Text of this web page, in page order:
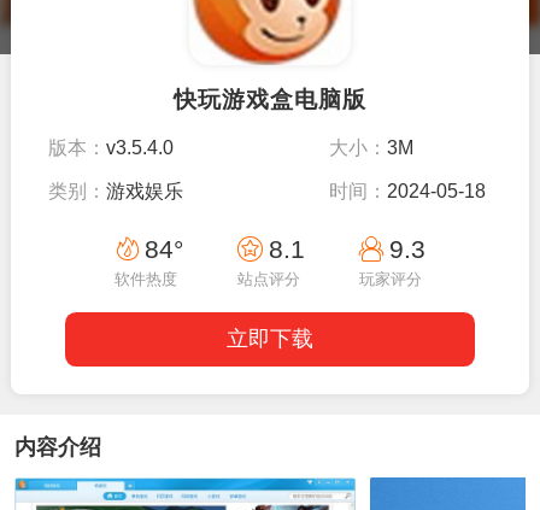
快玩游戏盒电脑版
版本：v3.5.4.0 大小：3M
类别：游戏娱乐 时间： 2024-05-18
04:30:02
84°
软件热度
8.1
站点评分
9.3
玩家评分
立即下载
内容介绍